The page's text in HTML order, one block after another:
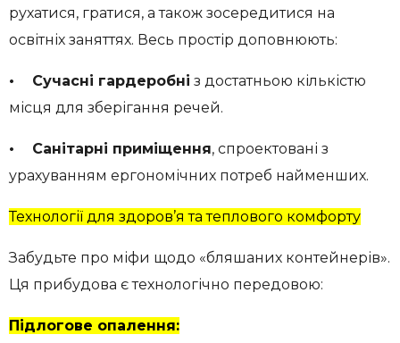
рухатися, гратися, а також зосередитися на
освітніх заняттях. Весь простір доповнюють:
• Сучасні гардеробні з достатньою кількістю
місця для зберігання речей.
• Санітарні приміщення, спроектовані з
урахуванням ергономічних потреб найменших.
Технології для здоров’я та теплового комфорту
Забудьте про міфи щодо «бляшаних контейнерів».
Ця прибудова є технологічно передовою:
Підлогове опалення: